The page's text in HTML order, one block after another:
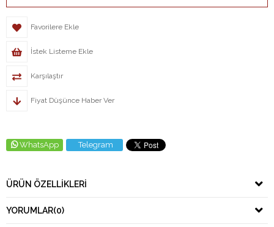
Favorilere Ekle
İstek Listeme Ekle
Karşılaştır
Fiyat Düşünce Haber Ver
WhatsApp Telegram
ÜRÜN ÖZELLIKLERI
YORUMLAR(0)